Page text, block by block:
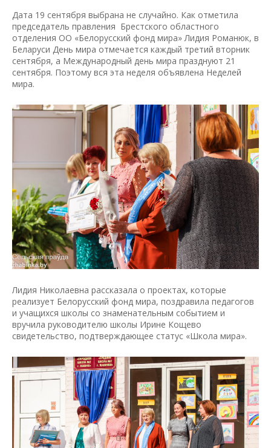
Дата 19 сентября выбрана не случайно. Как отметила
председатель правления Брестского областного
отделения ОО «Белорусский фонд мира» Лидия Романюк, в
Беларуси День мира отмечается каждый третий вторник
сентября, а Международный день мира празднуют 21
сентября. Поэтому вся эта неделя объявлена Неделей
мира.
Лидия Николаевна рассказала о проектах, которые
реализует Белорусский фонд мира, поздравила педагогов
и учащихся школы со знаменательным событием и
вручила руководителю школы Ирине Кощево
свидетельство, подтверждающее статус «Школа мира».